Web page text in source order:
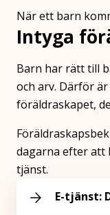
När ett barn
Intyga
Barn har rätt till
och arv. Därför
föräldraskapet,
dagarna efter att
tjänst.
E-tjänst: